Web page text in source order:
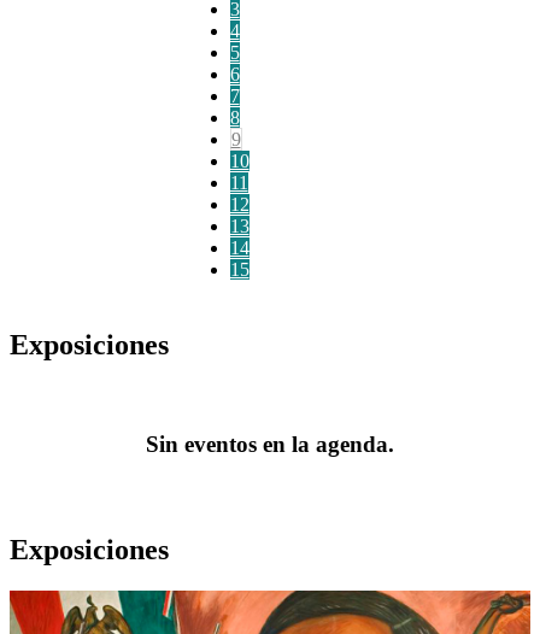
3
4
5
6
7
8
9
10
11
12
13
14
15
Exposiciones
Sin eventos en la agenda.
Exposiciones